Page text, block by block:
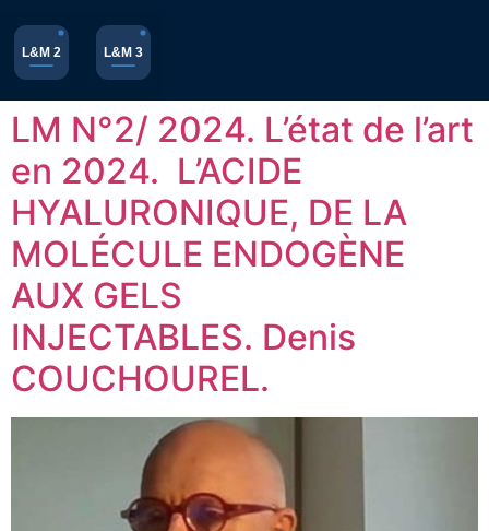
L&M 2 L&M 3
LM N°2/ 2024. L’état de l’art
en 2024. L’ACIDE
HYALURONIQUE, DE LA
MOLÉCULE ENDOGÈNE
AUX GELS
INJECTABLES. Denis
COUCHOUREL.